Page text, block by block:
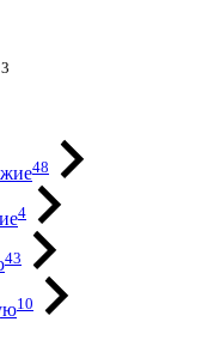
48
4
43
10